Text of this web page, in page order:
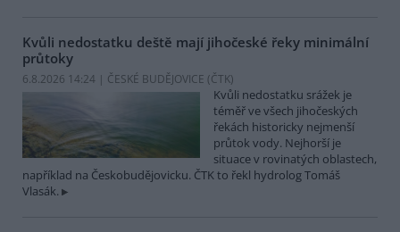
Kvůli nedostatku deště mají jihočeské řeky minimální
průtoky
6.8.2026 14:24 | ČESKÉ BUDĚJOVICE (ČTK)
Kvůli nedostatku srážek je
téměř ve všech jihočeských
řekách historicky nejmenší
průtok vody. Nejhorší je
situace v rovinatých oblastech,
například na Českobudějovicku. ČTK to řekl hydrolog Tomáš
Vlasák.